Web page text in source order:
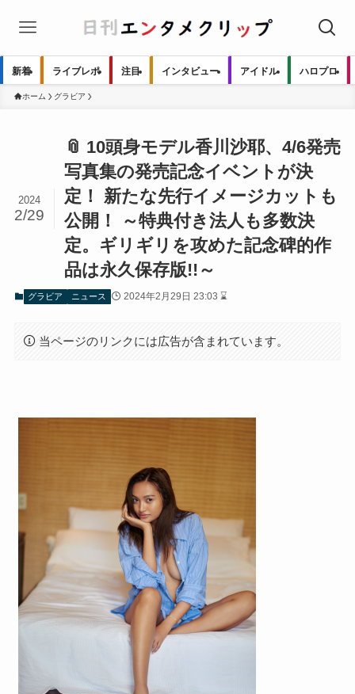
新着 ライブレポ 注目 インタビュー アイドル ハロプロ
ホーム グラビア
📎 10頭身モデル香川沙耶、4/6発売
写真集の発売記念イベントが決
定！ 新たな先行イメージカットも
公開！ ～特典付き法人も多数決
定。ギリギリを攻めた記念碑的作
品は永久保存版!!～
2024
2/29
グラビア ニュース 2024年2月29日 23:03 ⌛
当ページのリンクには広告が含まれています。